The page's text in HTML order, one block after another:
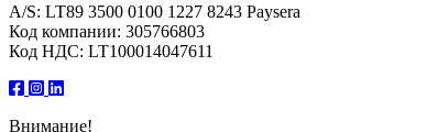
A/S: LT89 3500 0100 1227 8243 Paysera
Код компании: 305766803
Код НДС: LT100014047611
Внимание!